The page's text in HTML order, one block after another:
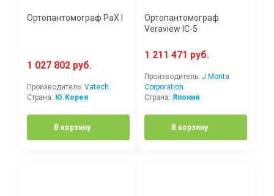
Ортопантомограф PaX I
1 027 802 руб.
Производитель: Vatech
Страна: Ю.Корея
В корзину
Ортопантомограф
Veraview IC-5
1 211 471 руб.
Производитель: J.Morita
Corporation
Страна: Япония
В корзину